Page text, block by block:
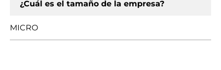
¿Cuál es el tamaño de la empresa?
MICRO